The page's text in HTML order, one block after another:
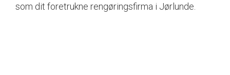
som dit foretrukne rengøringsfirma i Jørlunde.